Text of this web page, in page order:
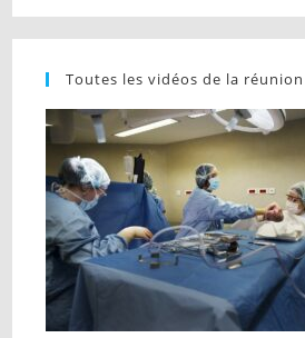
Toutes les vidéos de la